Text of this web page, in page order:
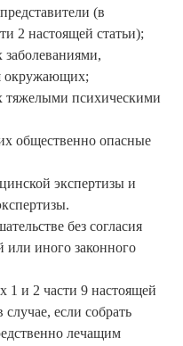
(в
2 настоящей статьи);
окружающих;
психическими
общественно опасные
экспертизы и
без согласия
или иного законного
1 и 2 части 9 настоящей
если собрать
лечащим